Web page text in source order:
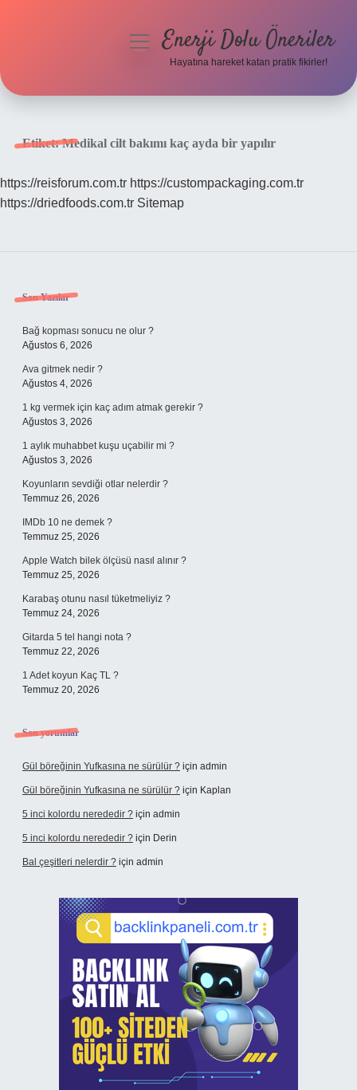
Hakkımızda
menüyüEnerji Dolu Öneriler
Hayatına hareket katan pratik fikirler!
Etiket:Medikal cilt bakımı kaç ayda bir yapılır
https://reisforum.com.tr https://custompackaging.com.tr
https://driedfoods.com.tr Sitemap
Sidebar
Son Yazılar
Bağ kopması sonucu ne olur ?
Ağustos 6, 2026
Ava gitmek nedir ?
Ağustos 4, 2026
1 kg vermek için kaç adım atmak gerekir ?
Ağustos 3, 2026
1 aylık muhabbet kuşu uçabilir mi ?
Ağustos 3, 2026
Koyunların sevdiği otlar nelerdir ?
Temmuz 26, 2026
IMDb 10 ne demek ?
Temmuz 25, 2026
Apple Watch bilek ölçüsü nasıl alınır ?
Temmuz 25, 2026
Karabaş otunu nasıl tüketmeliyiz ?
Temmuz 24, 2026
Gitarda 5 tel hangi nota ?
Temmuz 22, 2026
1 Adet koyun Kaç TL ?
Temmuz 20, 2026
Son yorumlar
Gül böreğinin Yufkasına ne sürülür ? için admin
Gül böreğinin Yufkasına ne sürülür ? için Kaplan
5 inci kolordu nerededir ? için admin
5 inci kolordu nerededir ? için Derin
Bal çeşitleri nelerdir ? için admin